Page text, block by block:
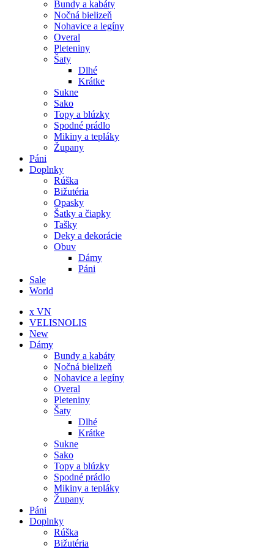
Bundy a kabáty
Nočná bielizeň
Nohavice a legíny
Overal
Pleteniny
Šaty
Dlhé
Krátke
Sukne
Sako
Topy a blúzky
Spodné prádlo
Mikiny a tepláky
Župany
Páni
Doplnky
Rúška
Bižutéria
Opasky
Šatky a čiapky
Tašky
Deky a dekorácie
Obuv
Dámy
Páni
Sale
World
x VN
VELISNOLIS
New
Dámy
Bundy a kabáty
Nočná bielizeň
Nohavice a legíny
Overal
Pleteniny
Šaty
Dlhé
Krátke
Sukne
Sako
Topy a blúzky
Spodné prádlo
Mikiny a tepláky
Župany
Páni
Doplnky
Rúška
Bižutéria